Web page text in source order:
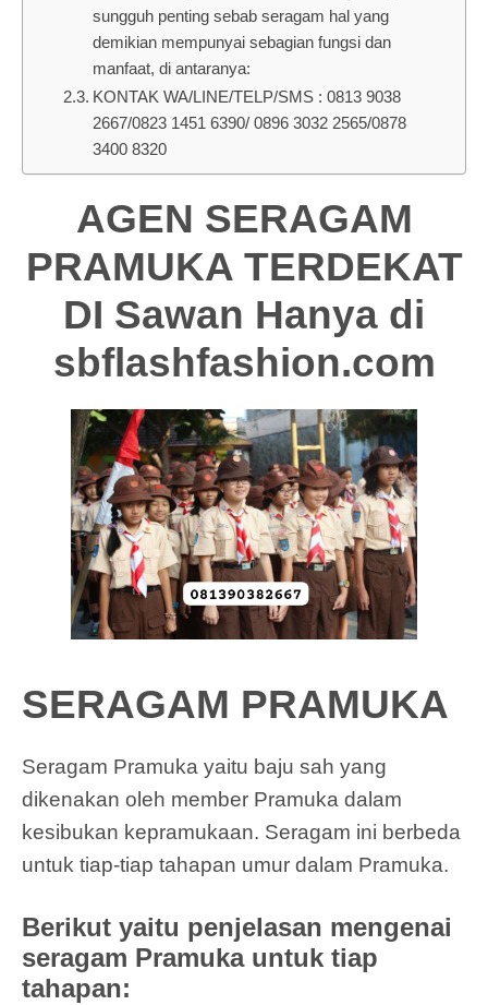
sungguh penting sebab seragam hal yang
demikian mempunyai sebagian fungsi dan
manfaat, di antaranya:
KONTAK WA/LINE/TELP/SMS : 0813 9038
2667/0823 1451 6390/ 0896 3032 2565/0878
3400 8320
AGEN SERAGAM
PRAMUKA TERDEKAT
DI Sawan Hanya di
sbflashfashion.com
SERAGAM PRAMUKA
Seragam Pramuka yaitu baju sah yang
dikenakan oleh member Pramuka dalam
kesibukan kepramukaan. Seragam ini berbeda
untuk tiap-tiap tahapan umur dalam Pramuka.
Berikut yaitu penjelasan mengenai
seragam Pramuka untuk tiap
tahapan: